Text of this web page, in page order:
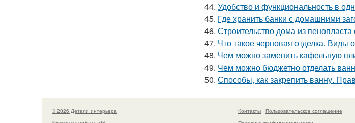
44. Удобство и функциональность в
45. Где хранить банки с домашними
46. Строительство дома из
47. Что такое черновая отделка. Виды
48. Чем можно заменить кафельную
49. Чем можно бюджетно отделать
50. Способы, как закрепить ванну.
© 2026 Детали интерьера Контакты
Пользовательское соглашение